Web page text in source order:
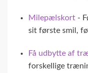
Milepælskort -
sit første smil,
Få udbytte af
forskellige